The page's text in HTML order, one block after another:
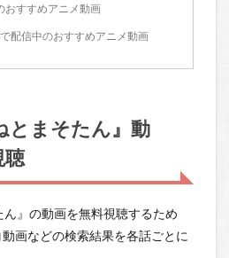
おすすめアニメ動画
で配信中のおすすめアニメ動画
とまそたん』動
聴
』の動画を無料視聴するため
画などの検索結果を各話ごとに